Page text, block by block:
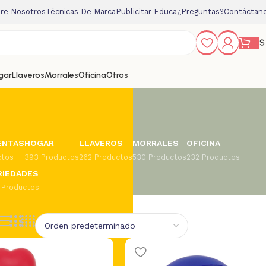
NosotrosTécnicas De MarcaPublicitar Educa¿Preguntas?
$
LlaverosMorralesOficinaOtros
HOGAR
393 Productos
LLAVEROS
262 Productos
MORRALES
530 Productos
OFICINA
232 Productos
Productos